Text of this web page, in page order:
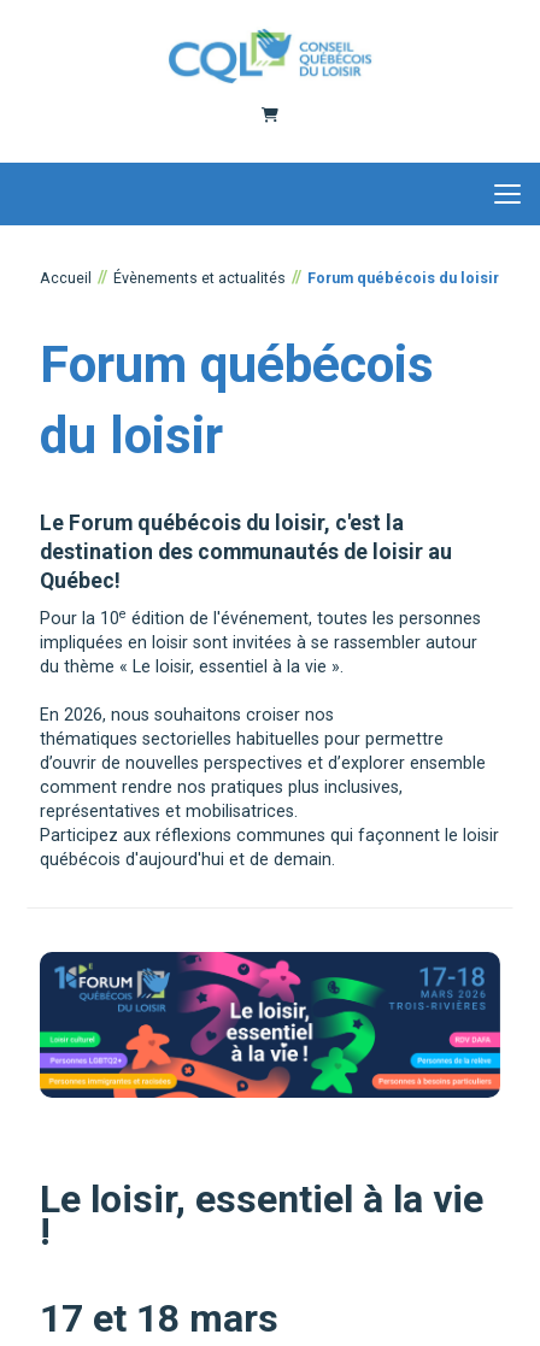
Panier
Accueil Évènements et actualités Forum québécois du loisir
Forum québécois
du loisir
Le Forum québécois du loisir, c'est la
destination des communautés de loisir au
Québec!
Pour la 10e édition de l'événement, toutes les personnes
impliquées en loisir sont invitées à se rassembler autour
du thème « Le loisir, essentiel à la vie ».
En 2026, nous souhaitons croiser nos
thématiques sectorielles habituelles pour permettre
d’ouvrir de nouvelles perspectives et d’explorer ensemble
comment rendre nos pratiques plus inclusives,
représentatives et mobilisatrices.
Participez aux réflexions communes qui façonnent le loisir
québécois d'aujourd'hui et de demain. ​
Le loisir, essentiel à la vie
!
17 et 18 mars